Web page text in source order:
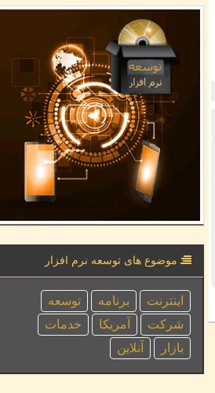
موضوع های توسعه نرم افزار
اینترنت برنامه
توسعه
شركت
آمریكا
خدمات
بازار
آنلاین